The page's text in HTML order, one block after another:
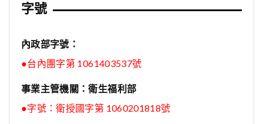
字號
內政部字號：
●台內團字第 1061403537號
事業主管機關：衛生福利部
●字號：衛授國字第 1060201818號